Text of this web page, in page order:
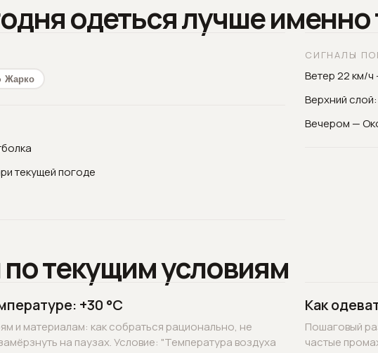
одеться лучше именно
Жарко
текущей погоде
СИГНАЛЫ
Ветер 22 км/
Верхний
Вечером —
текущим условиям
+30 °C
и материалам: как собраться рационально, не
на паузах. Условие: "Температура воздуха
Как
Пошаговый
частые